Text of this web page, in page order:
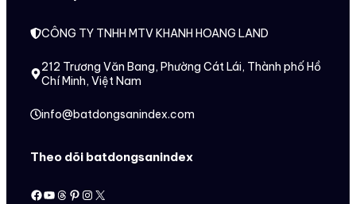
CÔNG TY TNHH MTV KHANH HOANG LAND
212 Trương Văn Bang, Phường Cát Lái, Thành phố Hồ
Chí Minh, Việt Nam
info@batdongsanindex.com
Theo dõi batdongsanindex
Facebook
Youtube
Threads
Pinterest
Instagram
X